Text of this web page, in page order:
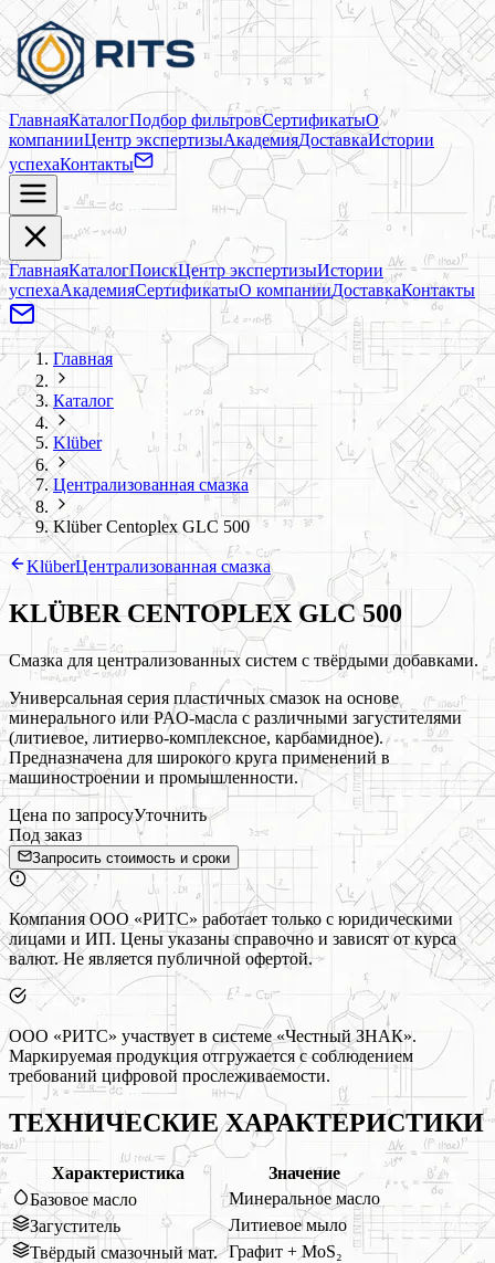
ГлавнаяКаталогПодбор фильтровСертификатыО
компанииЦентр экспертизыАкадемияДоставкаИстории
успехаКонтакты
ГлавнаяКаталогПоискЦентр экспертизыИстории
успехаАкадемияСертификатыО компанииДоставкаКонтакты
Главная
Каталог
Klüber
Централизованная смазка
Klüber Centoplex GLC 500
KlüberЦентрализованная смазка
KLÜBER CENTOPLEX GLC 500
Смазка для централизованных систем с твёрдыми добавками.
Универсальная серия пластичных смазок на основе
минерального или PAO-масла с различными загустителями
(литиевое, литиерво-комплексное, карбамидное).
Предназначена для широкого круга применений в
машиностроении и промышленности.
Цена по запросуУточнить
Под заказ
Запросить стоимость и сроки
Компания ООО «РИТС» работает только с юридическими
лицами и ИП. Цены указаны справочно и зависят от курса
валют. Не является публичной офертой.
ООО «РИТС» участвует в системе «Честный ЗНАК».
Маркируемая продукция отгружается с соблюдением
требований цифровой прослеживаемости.
ТЕХНИЧЕСКИЕ ХАРАКТЕРИСТИКИ
Характеристика
Значение
Базовое масло
Минеральное масло
Загуститель
Литиевое мыло
Твёрдый смазочный мат. Графит + MoS₂